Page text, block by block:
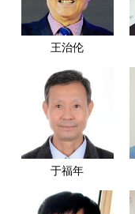
王治伦
于福年